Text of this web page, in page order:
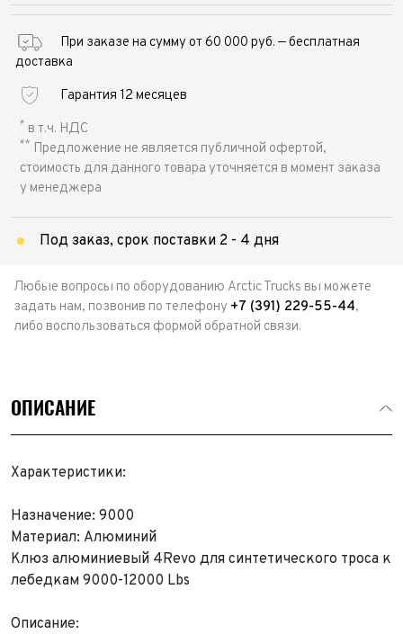
При заказе на сумму от 60 000 руб. — бесплатная
доставка
Гарантия 12 месяцев
* в т.ч. НДС
** Предложение не является публичной офертой,
стоимость для данного товара уточняется в момент заказа
у менеджера
Под заказ, срок поставки 2 - 4 дня
Любые вопросы по оборудованию Arctic Trucks вы можете
задать нам, позвонив по телефону +7 (391) 229-55-44,
либо воспользоваться формой обратной связи.
ОПИСАНИЕ
Характеристики:
Назначение: 9000
Материал: Алюминий
Клюз алюминиевый 4Revo для синтетического троса к
лебедкам 9000-12000 Lbs
Описание: